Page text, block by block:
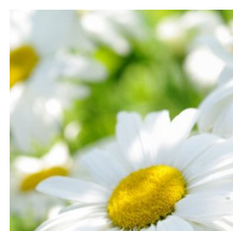
Перейти
к
содержимому